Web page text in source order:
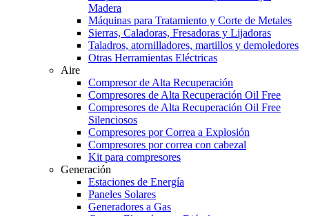
Madera
Máquinas para Tratamiento y Corte de Metales
Sierras, Caladoras, Fresadoras y Lijadoras
Taladros, atornilladores, martillos y demoledores
Otras Herramientas Eléctricas
Aire
Compresor de Alta Recuperación
Compresores de Alta Recuperación Oil Free
Compresores de Alta Recuperación Oil Free
Silenciosos
Compresores por Correa a Explosión
Compresores por correa con cabezal
Kit para compresores
Generación
Estaciones de Energía
Paneles Solares
Generadores a Gas